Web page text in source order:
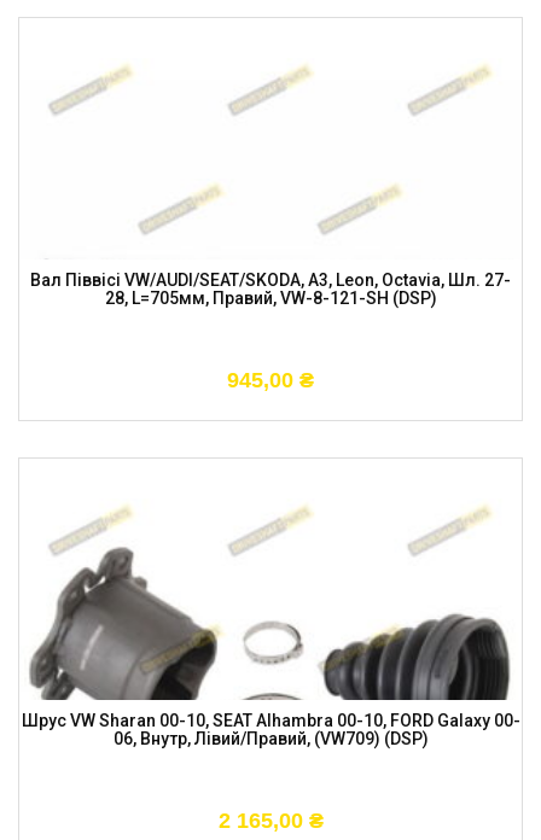
Вал Піввісі VW/AUDI/SEAT/SKODA, A3, Leon, Octavia, Шл. 27-
28, L=705мм, Правий, VW-8-121-SH (DSP)
945,00 ₴
Шрус VW Sharan 00-10, SEAT Alhambra 00-10, FORD Galaxy 00-
06, Внутр, Лівий/правий, (VW709) (DSP)
2 165,00 ₴